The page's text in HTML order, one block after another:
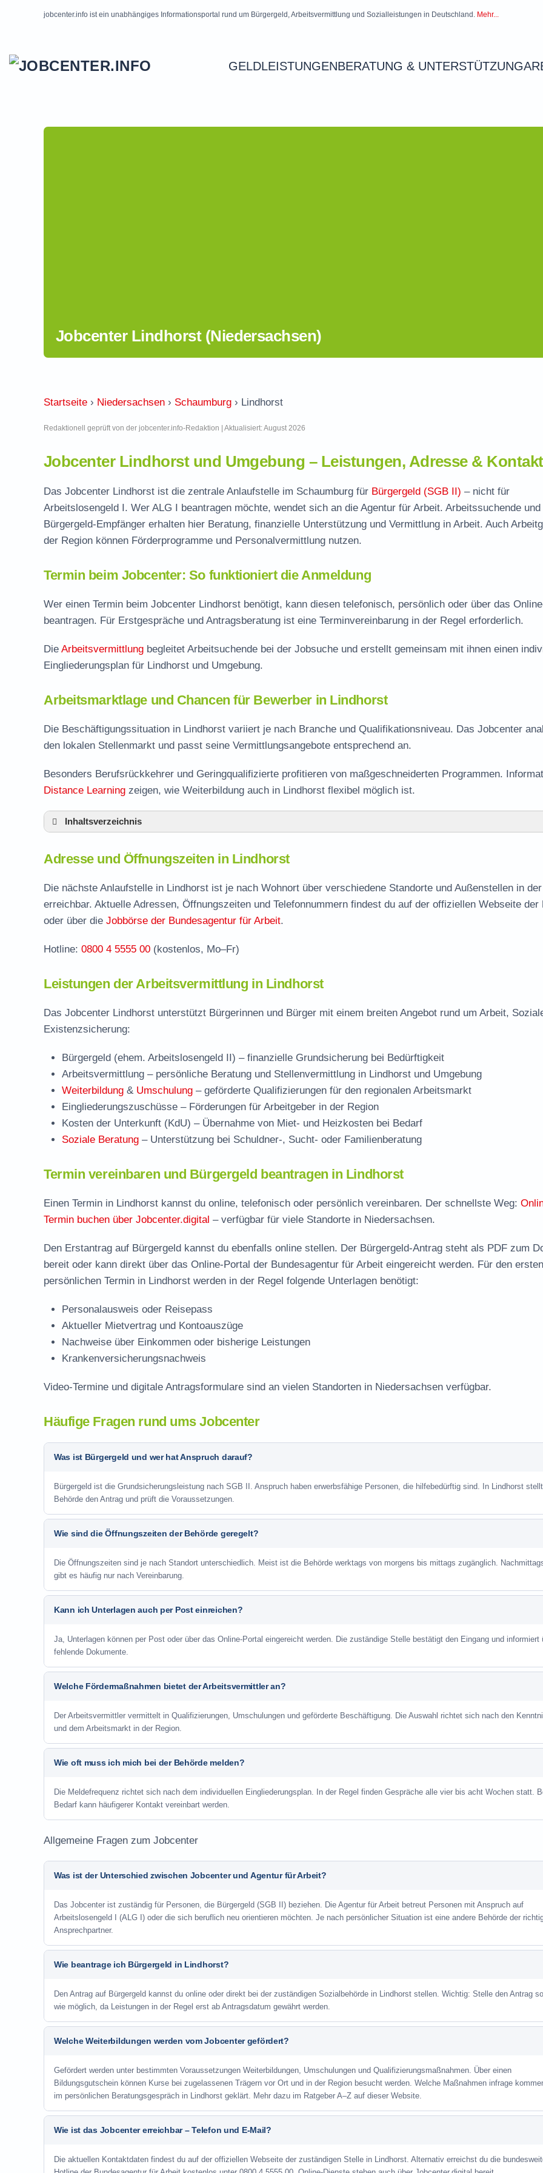
jobcenter.info ist ein unabhängiges Informationsportal rund um Bürgergeld, Arbeitsvermittlung und Sozialleistungen in Deutschland. Mehr...
GELDLEISTUNGENBERATUNG & UNTERSTÜTZUNG
Jobcenter Lindhorst (Niedersachsen)
Startseite › Niedersachsen › Schaumburg › Lindhorst
Redaktionell geprüft von der jobcenter.info-Redaktion | Aktualisiert: August 2026
Jobcenter Lindhorst und Umgebung – Leistungen, Adresse & Kontakt
Das Jobcenter Lindhorst ist die zentrale Anlaufstelle im Schaumburg für Bürgergeld (SGB II) – nicht für
Arbeitslosengeld I. Wer ALG I beantragen möchte, wendet sich an die Agentur für Arbeit. Arbeitssuchende und
Bürgergeld-Empfänger erhalten hier Beratung, finanzielle Unterstützung und Vermittlung in Arbeit. Auch
der Region können Förderprogramme und Personalvermittlung nutzen.
Termin beim Jobcenter: So funktioniert die Anmeldung
Wer einen Termin beim Jobcenter Lindhorst benötigt, kann diesen telefonisch, persönlich oder über das
beantragen. Für Erstgespräche und Antragsberatung ist eine Terminvereinbarung in der Regel erforderlich.
Die Arbeitsvermittlung begleitet Arbeitsuchende bei der Jobsuche und erstellt gemeinsam mit ihnen einen
Eingliederungsplan für Lindhorst und Umgebung.
Arbeitsmarktlage und Chancen für Bewerber in Lindhorst
Die Beschäftigungssituation in Lindhorst variiert je nach Branche und Qualifikationsniveau. Das Jobcenter
den lokalen Stellenmarkt und passt seine Vermittlungsangebote entsprechend an.
Besonders Berufsrückkehrer und Geringqualifizierte profitieren von maßgeschneiderten Programmen.
Distance Learning zeigen, wie Weiterbildung auch in Lindhorst flexibel möglich ist.
Inhaltsverzeichnis
Leistungen der Arbeitsvermittlung in Lindhorst
Termin vereinbaren und Bürgergeld beantragen
Jobcenter Schaumburg – zuständige Stelle
Stellenangebote und Jobbörse in Lindhorst
Häufige Fragen rund ums Jobcenter
Adresse und Öffnungszeiten in Lindhorst
Die nächste Anlaufstelle in Lindhorst ist je nach Wohnort über verschiedene Standorte und Außenstellen in
erreichbar. Aktuelle Adressen, Öffnungszeiten und Telefonnummern findest du auf der offiziellen Webseite der
oder über die Jobbörse der Bundesagentur für Arbeit.
Hotline: 0800 4 5555 00 (kostenlos, Mo–Fr)
Leistungen der Arbeitsvermittlung in Lindhorst
Das Jobcenter Lindhorst unterstützt Bürgerinnen und Bürger mit einem breiten Angebot rund um Arbeit,
Existenzsicherung:
Bürgergeld (ehem. Arbeitslosengeld II) – finanzielle Grundsicherung bei Bedürftigkeit
Arbeitsvermittlung – persönliche Beratung und Stellenvermittlung in Lindhorst und Umgebung
Weiterbildung & Umschulung – geförderte Qualifizierungen für den regionalen Arbeitsmarkt
Eingliederungszuschüsse – Förderungen für Arbeitgeber in der Region
Kosten der Unterkunft (KdU) – Übernahme von Miet- und Heizkosten bei Bedarf
Soziale Beratung – Unterstützung bei Schuldner-, Sucht- oder Familienberatung
Termin vereinbaren und Bürgergeld beantragen in Lindhorst
Einen Termin in Lindhorst kannst du online, telefonisch oder persönlich vereinbaren. Der schnellste Weg:
Termin buchen über Jobcenter.digital – verfügbar für viele Standorte in Niedersachsen.
Den Erstantrag auf Bürgergeld kannst du ebenfalls online stellen. Der Bürgergeld-Antrag steht als PDF zum
bereit oder kann direkt über das Online-Portal der Bundesagentur für Arbeit eingereicht werden. Für den ersten
persönlichen Termin in Lindhorst werden in der Regel folgende Unterlagen benötigt:
Personalausweis oder Reisepass
Aktueller Mietvertrag und Kontoauszüge
Nachweise über Einkommen oder bisherige Leistungen
Krankenversicherungsnachweis
Video-Termine und digitale Antragsformulare sind an vielen Standorten in Niedersachsen verfügbar.
Häufige Fragen rund ums Jobcenter
Was ist Bürgergeld und wer hat Anspruch darauf?
Bürgergeld ist die Grundsicherungsleistung nach SGB II. Anspruch haben erwerbsfähige Personen, die hilfebedürftig sind. In Lindhorst
Behörde den Antrag und prüft die Voraussetzungen.
Wie sind die Öffnungszeiten der Behörde geregelt?
Die Öffnungszeiten sind je nach Standort unterschiedlich. Meist ist die Behörde werktags von morgens bis mittags zugänglich.
gibt es häufig nur nach Vereinbarung.
Kann ich Unterlagen auch per Post einreichen?
Ja, Unterlagen können per Post oder über das Online-Portal eingereicht werden. Die zuständige Stelle bestätigt den Eingang und informiert
fehlende Dokumente.
Welche Fördermaßnahmen bietet der Arbeitsvermittler an?
Der Arbeitsvermittler vermittelt in Qualifizierungen, Umschulungen und geförderte Beschäftigung. Die Auswahl richtet sich nach den
und dem Arbeitsmarkt in der Region.
Wie oft muss ich mich bei der Behörde melden?
Die Meldefrequenz richtet sich nach dem individuellen Eingliederungsplan. In der Regel finden Gespräche alle vier bis acht Wochen statt.
Bedarf kann häufigerer Kontakt vereinbart werden.
Allgemeine Fragen zum Jobcenter
Was ist der Unterschied zwischen Jobcenter und Agentur für Arbeit?
Das Jobcenter ist zuständig für Personen, die Bürgergeld (SGB II) beziehen. Die Agentur für Arbeit betreut Personen mit Anspruch auf
Arbeitslosengeld I (ALG I) oder die sich beruflich neu orientieren möchten. Je nach persönlicher Situation ist eine andere Behörde der
Ansprechpartner.
Wie beantrage ich Bürgergeld in Lindhorst?
Den Antrag auf Bürgergeld kannst du online oder direkt bei der zuständigen Sozialbehörde in Lindhorst stellen. Wichtig: Stelle den Antrag
wie möglich, da Leistungen in der Regel erst ab Antragsdatum gewährt werden.
Welche Weiterbildungen werden vom Jobcenter gefördert?
Gefördert werden unter bestimmten Voraussetzungen Weiterbildungen, Umschulungen und Qualifizierungsmaßnahmen. Über einen
Bildungsgutschein können Kurse bei zugelassenen Trägern vor Ort und in der Region besucht werden. Welche Maßnahmen infrage
im persönlichen Beratungsgespräch in Lindhorst geklärt. Mehr dazu im Ratgeber A–Z auf dieser Website.
Wie ist das Jobcenter erreichbar – Telefon und E-Mail?
Die aktuellen Kontaktdaten findest du auf der offiziellen Webseite der zuständigen Stelle in Lindhorst. Alternativ erreichst du die